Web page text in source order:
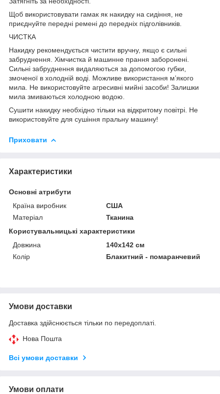
Щоб використовувати гамак як накидку на сидіння, не
приєднуйте передні ремені до передніх підголівників.
ЧИСТКА
Накидку рекомендується чистити вручну, якщо є сильні
забруднення. Хімчистка й машинне прання заборонені.
Сильні забруднення видаляються за допомогою губки,
змоченої в холодній воді. Можливе використання м’якого
мила. Не використовуйте агресивні мийні засоби! Залишки
мила змиваються холодною водою.
Сушити накидку необхідно тільки на відкритому повітрі. Не
використовуйте для сушіння пральну машину!
Приховати
Характеристики
Основні атрибути
Країна виробник
США
Матеріал
Тканина
Користувальницькі характеристики
Довжина
140х142 см
Колір
Блакитний - помаранчевий
Умови доставки
Доставка здійснюється тільки по передоплаті.
Нова Пошта
Всі умови доставки
Умови оплати